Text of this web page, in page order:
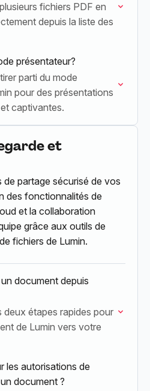
fichiers PDF en
depuis la liste des
présentateur?
parti du mode
pour des présentations
captivantes.
et
de partage sécurisé de vos
des fonctionnalités de
et la collaboration
grâce aux outils de
fichiers de Lumin.
document depuis
deux étapes rapides pour
de Lumin vers votre
les autorisations de
document ?